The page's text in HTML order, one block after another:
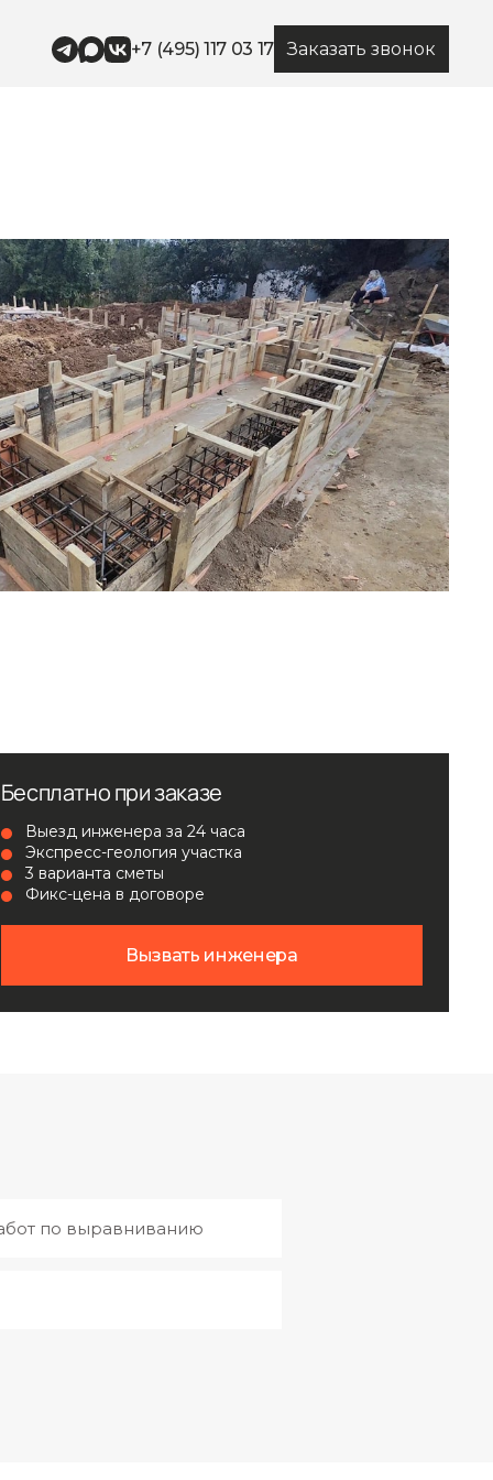
+7 (495) 117 03 17 Заказать звонок
Бесплатно при заказе
Выезд инженера за 24 часа
Экспресс-геология участка
3 варианта сметы
Фикс-цена в договоре
Вызвать инженера
по выравниванию